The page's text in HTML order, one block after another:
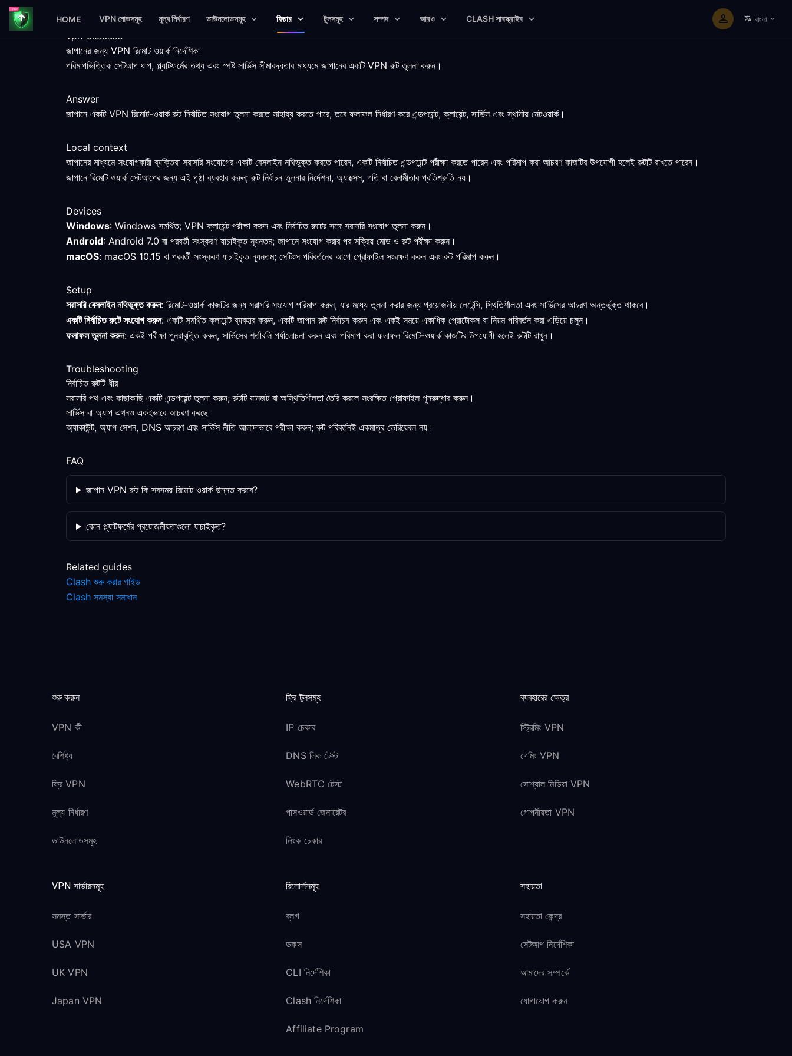
HOME VPN নোডসমূহ মূল্য নির্ধারণ ডাউনলোডসমূহ ফিচার টুলসমূহ সম্পদ আরও CLASH সাবস্ক্রাইব বাংলা
vpn-usecase
জাপানের জন্য VPN রিমোট ওয়ার্ক নির্দেশিকা
পরিমাপভিত্তিক সেটআপ ধাপ, প্ল্যাটফর্মের তথ্য এবং স্পষ্ট সার্ভিস সীমাবদ্ধতার মাধ্যমে জাপানের একটি VPN রুট তুলনা করুন।
Answer
জাপানে একটি VPN রিমোট-ওয়ার্ক রুট নির্বাচিত সংযোগ তুলনা করতে সাহায্য করতে পারে, তবে ফলাফল নির্ধারণ করে এন্ডপয়েন্ট, ক্লায়েন্ট, সার্ভিস এবং স্থানীয় নেটওয়ার্ক।
Local context
জাপানের মাধ্যমে সংযোগকারী ব্যক্তিরা সরাসরি সংযোগের একটি বেসলাইন নথিভুক্ত করতে পারেন, একটি নির্বাচিত এন্ডপয়েন্ট পরীক্ষা করতে পারেন এবং পরিমাপ করা আচরণ কাজটির উপযোগী হলেই রুটটি রাখতে পারেন।
জাপানে রিমোট ওয়ার্ক সেটআপের জন্য এই পৃষ্ঠা ব্যবহার করুন; রুট নির্বাচন তুলনার নির্দেশনা, অ্যাক্সেস, গতি বা বেনামীতার প্রতিশ্রুতি নয়।
Devices
Windows: Windows সমর্থিত; VPN ক্লায়েন্ট পরীক্ষা করুন এবং নির্বাচিত রুটের সঙ্গে সরাসরি সংযোগ তুলনা করুন।
Android: Android 7.0 বা পরবর্তী সংস্করণ যাচাইকৃত ন্যূনতম; জাপানে সংযোগ করার পর সক্রিয় মোড ও রুট পরীক্ষা করুন।
macOS: macOS 10.15 বা পরবর্তী সংস্করণ যাচাইকৃত ন্যূনতম; সেটিংস পরিবর্তনের আগে প্রোফাইল সংরক্ষণ করুন এবং রুট পরিমাপ করুন।
Setup
সরাসরি বেসলাইন নথিভুক্ত করুন: রিমোট-ওয়ার্ক কাজটির জন্য সরাসরি সংযোগ পরিমাপ করুন, যার মধ্যে তুলনা করার জন্য প্রয়োজনীয় লেটেন্সি, স্থিতিশীলতা এবং সার্ভিসের আচরণ অন্তর্ভুক্ত থাকবে।
একটি নির্বাচিত রুটে সংযোগ করুন: একটি সমর্থিত ক্লায়েন্ট ব্যবহার করুন, একটি জাপান রুট নির্বাচন করুন এবং একই সময়ে একাধিক প্রোটোকল বা নিয়ম পরিবর্তন করা এড়িয়ে চলুন।
ফলাফল তুলনা করুন: একই পরীক্ষা পুনরাবৃত্তি করুন, সার্ভিসের শর্তাবলি পর্যালোচনা করুন এবং পরিমাপ করা ফলাফল রিমোট-ওয়ার্ক কাজটির উপযোগী হলেই রুটটি রাখুন।
Troubleshooting
নির্বাচিত রুটটি ধীর
সরাসরি পথ এবং কাছাকাছি একটি এন্ডপয়েন্ট তুলনা করুন; রুটটি যানজট বা অস্থিতিশীলতা তৈরি করলে সংরক্ষিত প্রোফাইল পুনরুদ্ধার করুন।
সার্ভিস বা অ্যাপ এখনও একইভাবে আচরণ করছে
অ্যাকাউন্ট, অ্যাপ সেশন, DNS আচরণ এবং সার্ভিস নীতি আলাদাভাবে পরীক্ষা করুন; রুট পরিবর্তনই একমাত্র ভেরিয়েবল নয়।
FAQ
জাপান VPN রুট কি সবসময় রিমোট ওয়ার্ক উন্নত করবে?
কোন প্ল্যাটফর্মের প্রয়োজনীয়তাগুলো যাচাইকৃত?
Related guides
Clash শুরু করার গাইড
Clash সমস্যা সমাধান
শুরু করুন
VPN কী
বৈশিষ্ট্য
ফ্রি VPN
মূল্য নির্ধারণ
ডাউনলোডসমূহ
ফ্রি টুলসমূহ
IP চেকার
DNS লিক টেস্ট
WebRTC টেস্ট
পাসওয়ার্ড জেনারেটর
লিংক চেকার
ব্যবহারের ক্ষেত্র
স্ট্রিমিং VPN
গেমিং VPN
সোশ্যাল মিডিয়া VPN
গোপনীয়তা VPN
VPN সার্ভারসমূহ
সমস্ত সার্ভার
USA VPN
UK VPN
Japan VPN
রিসোর্সসমূহ
ব্লগ
ডকস
CLI নির্দেশিকা
Clash নির্দেশিকা
Affiliate Program
সহায়তা
সহায়তা কেন্দ্র
সেটআপ নির্দেশিকা
আমাদের সম্পর্কে
যোগাযোগ করুন